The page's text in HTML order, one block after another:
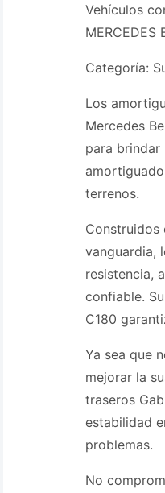
Vehículos
MERCEDES
Categoría:
Los
Mercedes
para brindar
terrenos.
Construidos
vanguardia,
resistencia,
confiable.
C180
Ya sea que
mejorar la
traseros
estabilidad
problemas.
No